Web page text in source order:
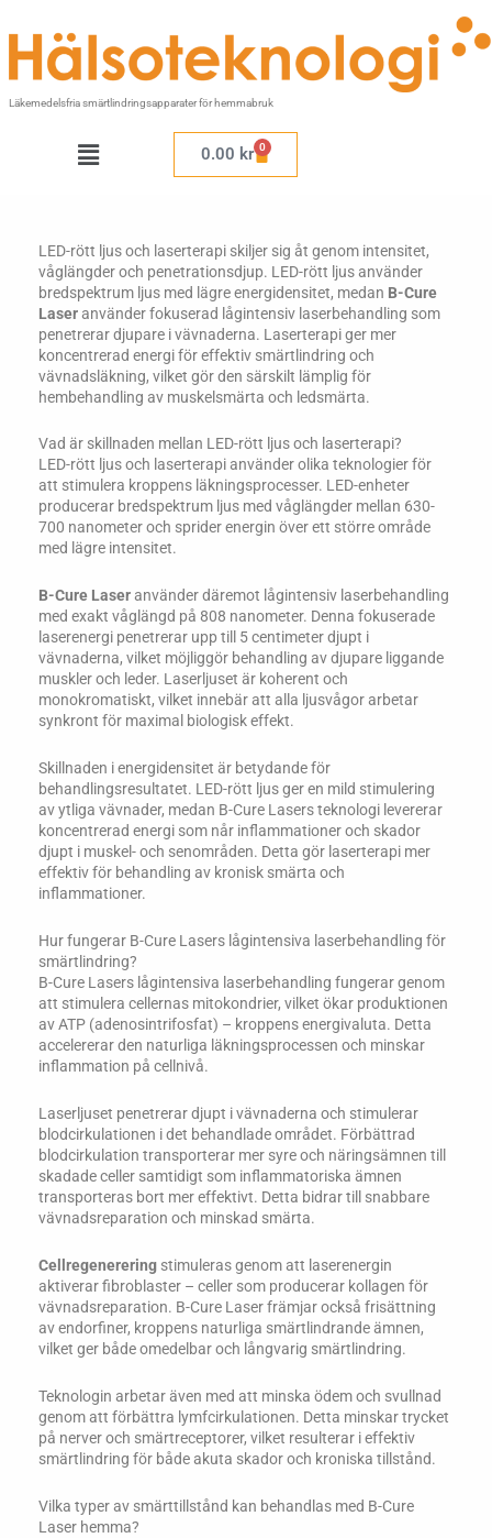
innehåll
Läkemedelsfria smärtlindringsapparater för hemmabruk
Meny 0.00 kr 0
Varukorg
LED-rött ljus och laserterapi skiljer sig åt genom intensitet,
våglängder och penetrationsdjup. LED-rött ljus använder
bredspektrum ljus med lägre energidensitet, medan B-Cure
Laseranvänder fokuserad lågintensiv laserbehandling som
penetrerar djupare i vävnaderna. Laserterapi ger mer
koncentrerad energi för effektiv smärtlindring och
vävnadsläkning, vilket gör den särskilt lämplig för
hembehandling av muskelsmärta och ledsmärta.
Vad är skillnaden mellan LED-rött ljus och laserterapi?
LED-rött ljus och laserterapi använder olika teknologier för
att stimulera kroppens läkningsprocesser. LED-enheter
producerar bredspektrum ljus med våglängder mellan 630-
700 nanometer och sprider energin över ett större område
med lägre intensitet.
B-Cure Laseranvänder däremot lågintensiv laserbehandling
med exakt våglängd på 808 nanometer. Denna fokuserade
laserenergi penetrerar upp till 5 centimeter djupt i
vävnaderna, vilket möjliggör behandling av djupare liggande
muskler och leder. Laserljuset är koherent och
monokromatiskt, vilket innebär att alla ljusvågor arbetar
synkront för maximal biologisk effekt.
Skillnaden i energidensitet är betydande för
behandlingsresultatet. LED-rött ljus ger en mild stimulering
av ytliga vävnader, medan B-Cure Lasers teknologi levererar
koncentrerad energi som når inflammationer och skador
djupt i muskel- och senområden. Detta gör laserterapi mer
effektiv för behandling av kronisk smärta och
inflammationer.
Hur fungerar B-Cure Lasers lågintensiva laserbehandling för
smärtlindring?
B-Cure Lasers lågintensiva laserbehandling fungerar genom
att stimulera cellernas mitokondrier, vilket ökar produktionen
av ATP (adenosintrifosfat) – kroppens energivaluta. Detta
accelererar den naturliga läkningsprocessen och minskar
inflammation på cellnivå.
Laserljuset penetrerar djupt i vävnaderna och stimulerar
blodcirkulationen i det behandlade området. Förbättrad
blodcirkulation transporterar mer syre och näringsämnen till
skadade celler samtidigt som inflammatoriska ämnen
transporteras bort mer effektivt. Detta bidrar till snabbare
vävnadsreparation och minskad smärta.
Cellregenerering stimuleras genom att laserenergin
aktiverar fibroblaster – celler som producerar kollagen för
vävnadsreparation. B-Cure Laser främjar också frisättning
av endorfiner, kroppens naturliga smärtlindrande ämnen,
vilket ger både omedelbar och långvarig smärtlindring.
Teknologin arbetar även med att minska ödem och svullnad
genom att förbättra lymfcirkulationen. Detta minskar trycket
på nerver och smärtreceptorer, vilket resulterar i effektiv
smärtlindring för både akuta skador och kroniska tillstånd.
Vilka typer av smärttillstånd kan behandlas med B-Cure
Laser hemma?